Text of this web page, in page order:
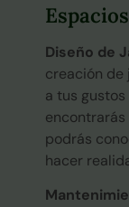
Diseño de
creación de
a tus
podrás
hacer